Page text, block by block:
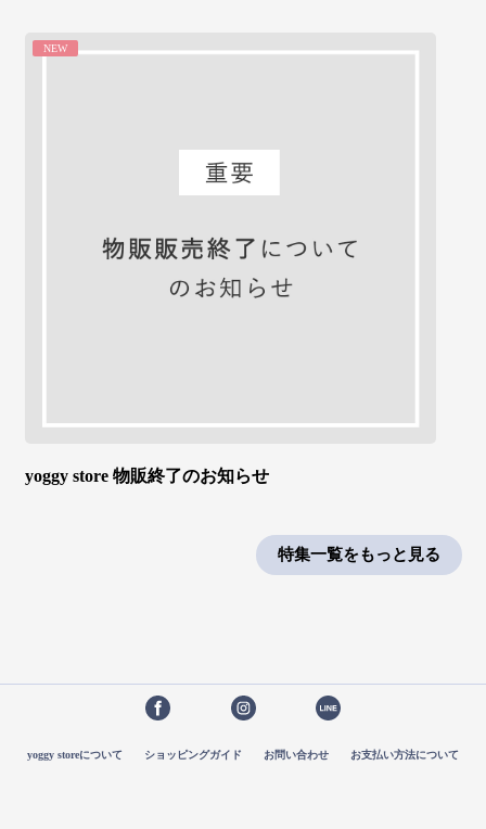
NEW
yoggy store 物販終了のお知らせ
特集一覧をもっと見る
yoggy storeについて ショッピングガイド お問い合わせ お支払い方法について